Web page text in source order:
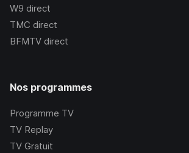
W9 direct
TMC direct
BFMTV direct
Nos programmes
Programme TV
TV Replay
TV Gratuit